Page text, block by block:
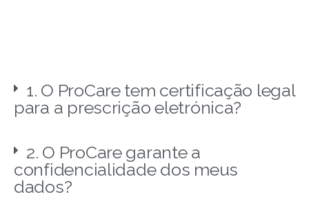
1. O ProCare tem certificação legal
para a prescrição eletrónica?
2. O ProCare garante a
confidencialidade dos meus
dados?